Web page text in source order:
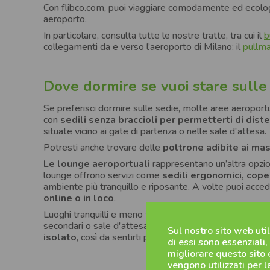
Sul nostro sito web
di essi sono
migliorare questo sito
vengono utilizzati per
Con flibco.com, puoi viaggiare comodamente ed
aeroporto.
In particolare, consulta tutte le nostre tratte, tra cui il
collegamenti da e verso l’aeroporto di Milano: il
Dove dormire se vuoi stare sulle
Se preferisci dormire sulle sedie, molte aree
con sedili senza braccioli per permetterti di
situate vicino ai gate di partenza o nelle sale d'attesa.
Potresti anche trovare delle poltrone adibite ai
Le lounge aeroportuali rappresentano un’altra
lounge offrono servizi come sedili ergonomici,
ambiente più tranquillo e riposante. A volte puoi
online o in loco.
Luoghi tranquilli e meno frequentati dell'aeroporto
secondari o sale d'attesa poco trafficate possono
isolato, così da sentirti più sicuro.